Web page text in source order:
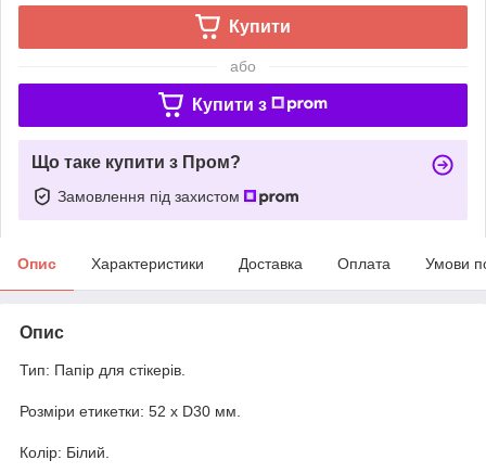
Купити
або
Купити з
Що таке купити з Пром?
Замовлення під захистом
Опис Характеристики Доставка Оплата Умови
Опис
Тип: Папір для стікерів.
Розміри етикетки: 52 х D30 мм.
Колір: Білий.